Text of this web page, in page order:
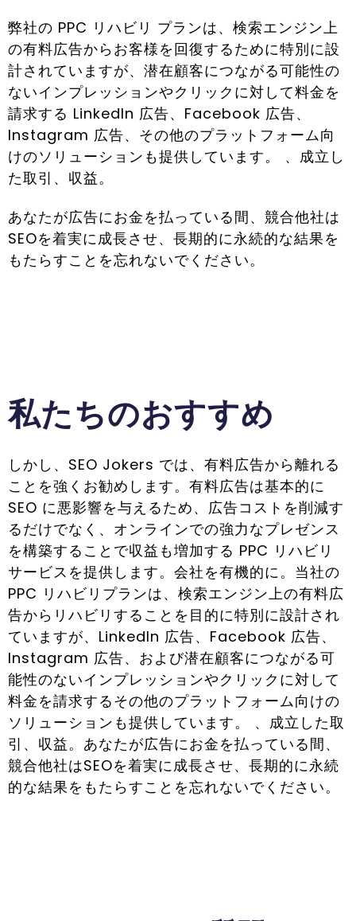
弊社の PPC リハビリ プランは、検索エンジン上
の有料広告からお客様を回復するために特別に設
計されていますが、潜在顧客につながる可能性の
ないインプレッションやクリックに対して料金を
請求する LinkedIn 広告、Facebook 広告、
Instagram 広告、その他のプラットフォーム向
けのソリューションも提供しています。 、成立し
た取引、収益。
あなたが広告にお金を払っている間、競合他社は
SEOを着実に成長させ、長期的に永続的な結果を
もたらすことを忘れないでください。
私たちのおすすめ
しかし、SEO Jokers では、有料広告から離れる
ことを強くお勧めします。有料広告は基本的に
SEO に悪影響を与えるため、広告コストを削減す
るだけでなく、オンラインでの強力なプレゼンス
を構築することで収益も増加する PPC リハビリ
サービスを提供します。会社を有機的に。当社の
PPC リハビリプランは、検索エンジン上の有料広
告からリハビリすることを目的に特別に設計され
ていますが、LinkedIn 広告、Facebook 広告、
Instagram 広告、および潜在顧客につながる可
能性のないインプレッションやクリックに対して
料金を請求するその他のプラットフォーム向けの
ソリューションも提供しています。 、成立した取
引、収益。あなたが広告にお金を払っている間、
競合他社はSEOを着実に成長させ、長期的に永続
的な結果をもたらすことを忘れないでください。